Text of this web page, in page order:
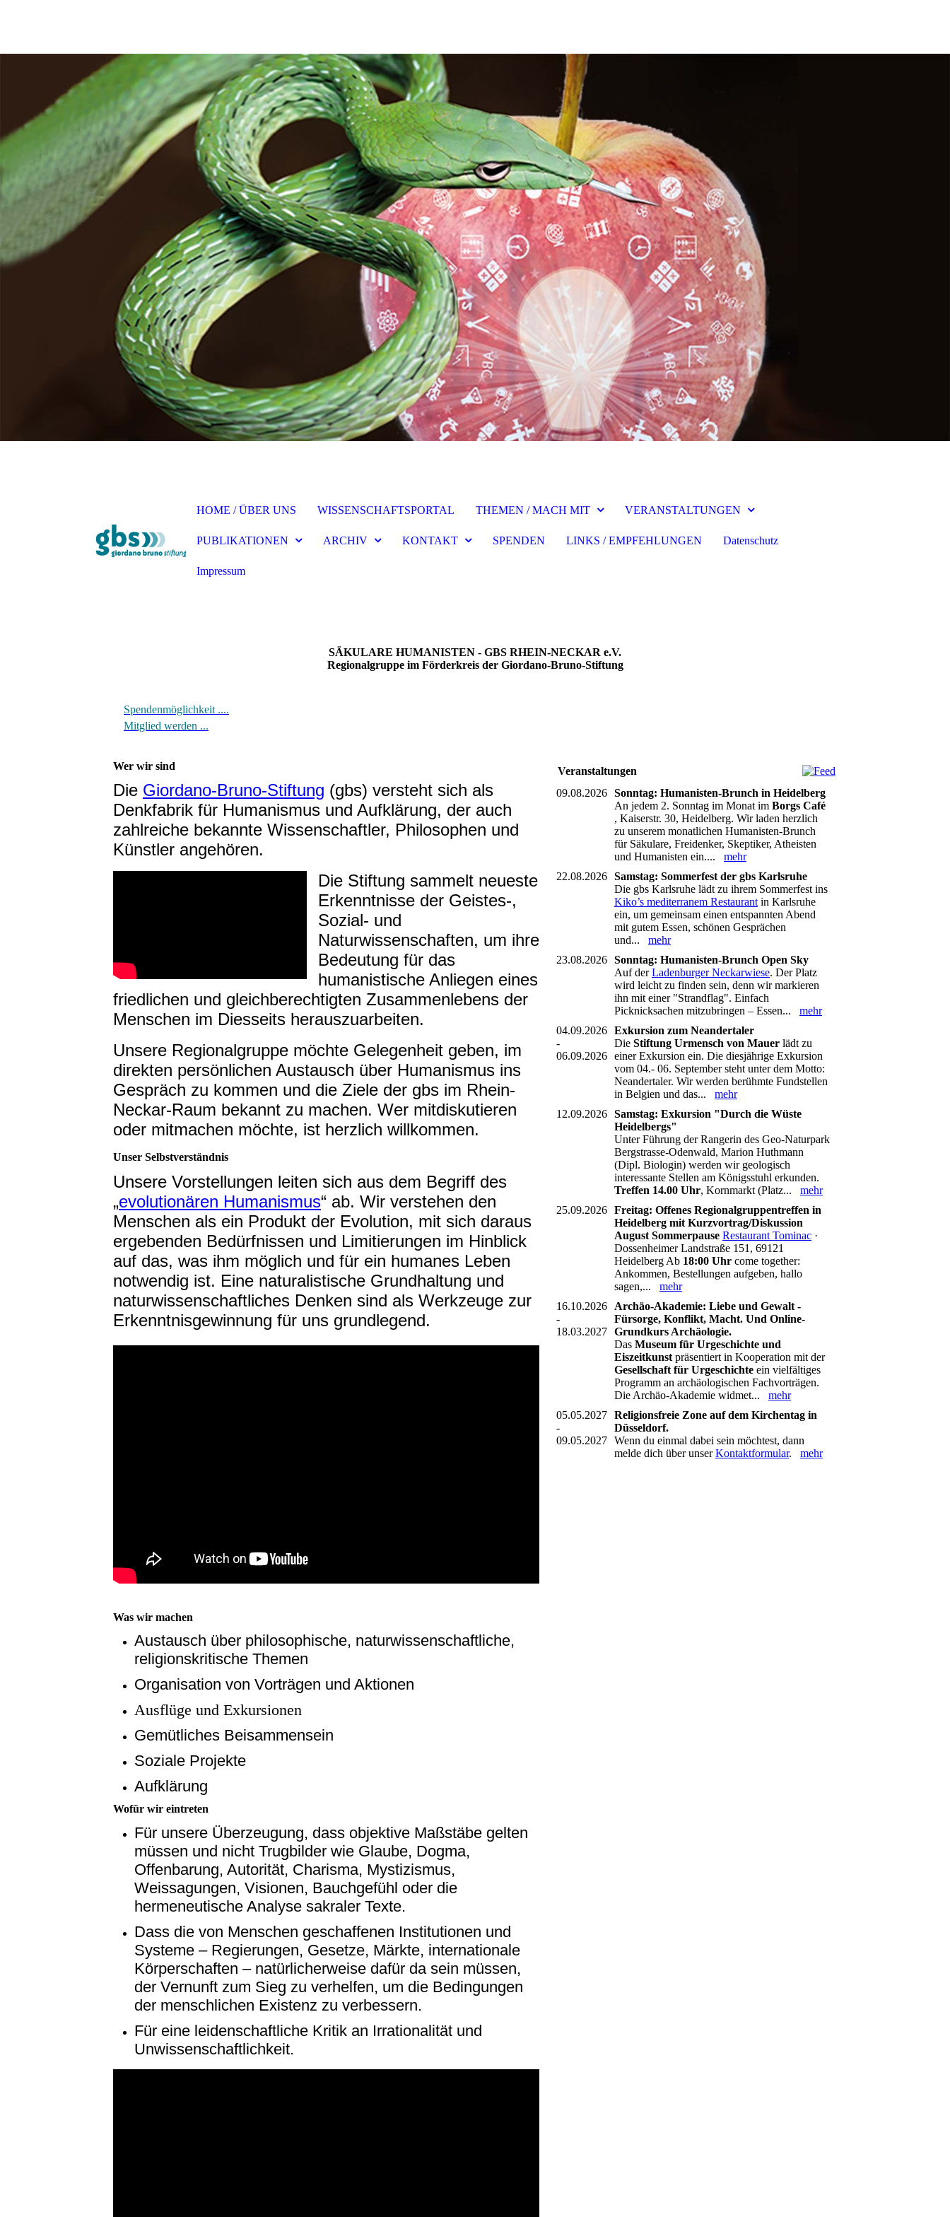
HOME / ÜBER UNS WISSENSCHAFTSPORTAL THEMEN / MACH MIT VERANSTALTUNGEN
PUBLIKATIONEN ARCHIV KONTAKT SPENDEN LINKS / EMPFEHLUNGEN Datenschutz
Impressum
SÄKULARE HUMANISTEN - GBS RHEIN-NECKAR e.V.
Regionalgruppe im Förderkreis der Giordano-Bruno-Stiftung
Spendenmöglichkeit ....
Mitglied werden ...
Wer wir sind
Die Giordano-Bruno-Stiftung (gbs) versteht sich als
Denkfabrik für Humanismus und Aufklärung, der auch
zahlreiche bekannte Wissenschaftler, Philosophen und
Künstler angehören.
Die Stiftung sammelt neueste
Erkenntnisse der Geistes‑,
Sozial- und
Naturwissenschaften, um ihre
Bedeutung für das
humanistische Anliegen eines
friedlichen und gleichberechtigten Zusammenlebens der
Menschen im Diesseits herauszuarbeiten.
Unsere Regionalgruppe möchte Gelegenheit geben, im
direkten persönlichen Austausch über Humanismus ins
Gespräch zu kommen und die Ziele der gbs im Rhein-
Neckar-Raum bekannt zu machen. Wer mitdiskutieren
oder mitmachen möchte, ist herzlich willkommen.
Unser Selbstverständnis
Unsere Vorstellungen leiten sich aus dem Begriff des
„evolutionären Humanismus“ ab. Wir verstehen den
Menschen als ein Produkt der Evolution, mit sich daraus
ergebenden Bedürfnissen und Limitierungen im Hinblick
auf das, was ihm möglich und für ein humanes Leben
notwendig ist. Eine naturalistische Grundhaltung und
naturwissenschaftliches Denken sind als Werkzeuge zur
Erkenntnisgewinnung für uns grundlegend.
Was wir machen
Austausch über philosophische, naturwissenschaftliche,
religionskritische Themen
Organisation von Vorträgen und Aktionen
Ausflüge und Exkursionen
Gemütliches Beisammensein
Soziale Projekte
Aufklärung
Wofür wir eintreten
Für unsere Überzeugung, dass objektive Maßstäbe gelten
müssen und nicht Trugbilder wie Glaube, Dogma,
Offenbarung, Autorität, Charisma, Mystizismus,
Weissagungen, Visionen, Bauchgefühl oder die
hermeneutische Analyse sakraler Texte.
Dass die von Menschen geschaffenen Institutionen und
Systeme – Regierungen, Gesetze, Märkte, internationale
Körperschaften – natürlicherweise dafür da sein müssen,
der Vernunft zum Sieg zu verhelfen, um die Bedingungen
der menschlichen Existenz zu verbessern.
Für eine leidenschaftliche Kritik an Irrationalität und
Unwissenschaftlichkeit.
Veranstaltungen
09.08.2026 Sonntag: Humanisten-Brunch in Heidelberg
An jedem 2. Sonntag im Monat im Borgs Café
, Kaiserstr. 30, Heidelberg. Wir laden herzlich
zu unserem monatlichen Humanisten-Brunch
für Säkulare, Freidenker, Skeptiker, Atheisten
und Humanisten ein.... mehr
22.08.2026 Samstag: Sommerfest der gbs Karlsruhe
Die gbs Karlsruhe lädt zu ihrem Sommerfest ins
Kiko’s mediterranem Restaurant in Karlsruhe
ein, um gemeinsam einen entspannten Abend
mit gutem Essen, schönen Gesprächen
und... mehr
23.08.2026 Sonntag: Humanisten-Brunch Open Sky
Auf derLadenburger Neckarwiese. Der Platz
wird leicht zu finden sein, denn wir markieren
ihn mit einer "Strandflag". Einfach
Picknicksachen mitzubringen – Essen... mehr
04.09.2026
-
06.09.2026
Exkursion zum Neandertaler
Die Stiftung Urmensch von Mauer lädt zu
einer Exkursion ein. Die diesjährige Exkursion
vom 04.- 06. September steht unter dem Motto:
Neandertaler. Wir werden berühmte Fundstellen
in Belgien und das... mehr
12.09.2026 Samstag: Exkursion "Durch die Wüste
Heidelbergs"
Unter Führung der Rangerin des Geo-Naturpark
Bergstrasse-Odenwald, Marion Huthmann
(Dipl. Biologin) werden wir geologisch
interessante Stellen am Königsstuhl erkunden.
Treffen 14.00 Uhr, Kornmarkt (Platz... mehr
25.09.2026 Freitag: Offenes Regionalgruppentreffen in
Heidelberg mit Kurzvortrag/Diskussion
August Sommerpause Restaurant Tominac ·
Dossenheimer Landstraße 151, 69121
Heidelberg Ab 18:00 Uhr come together:
Ankommen, Bestellungen aufgeben, hallo
sagen,... mehr
16.10.2026
-
18.03.2027
Archäo-Akademie: Liebe und Gewalt -
Fürsorge, Konflikt, Macht. Und Online-
Grundkurs Archäologie.
Das Museum für Urgeschichte und
Eiszeitkunst präsentiert in Kooperation mit der
Gesellschaft für Urgeschichte ein vielfältiges
Programm an archäologischen Fachvorträgen.
Die Archäo-Akademie widmet... mehr
05.05.2027
-
09.05.2027
Religionsfreie Zone auf dem Kirchentag in
Düsseldorf.
Wenn du einmal dabei sein möchtest, dann
melde dich über unserKontaktformular. mehr